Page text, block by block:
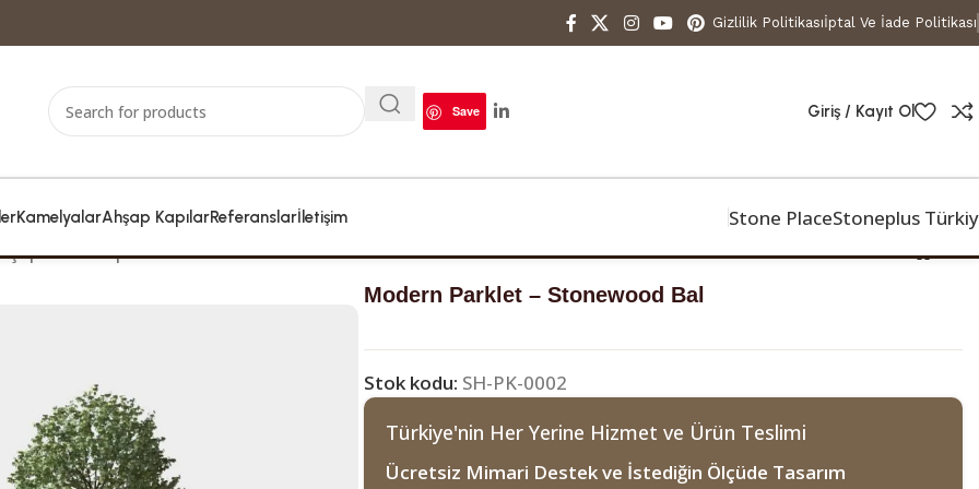
Gizlilik Politikasıİptal Ve İade Politikası
Save Giriş / Kayıt Ol
KamelyalarAhşap KapılarReferanslarİletişim Stone PlaceStoneplus
Cami Kapıları Modern Parklet – Stonewood Bal
Modern Parklet – Stonewood Bal
Stok kodu: SH-PK-0002
Türkiye'nin Her Yerine Hizmet ve Ürün Teslimi
Ücretsiz Mimari Destek ve İstediğin Ölçüde Tasarım